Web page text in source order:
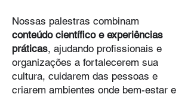
Nossas palestras combinam
conteúdo científico e experiências
práticas, ajudando profissionais e
organizações a fortalecerem sua
cultura, cuidarem das pessoas e
criarem ambientes onde bem-estar e